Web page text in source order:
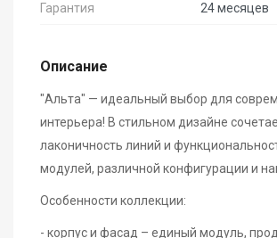
Гарантия 24 месяцев
Описание
"Альта" — идеальный выбор для
интерьера! В стильном дизайне
лаконичность линий и
модулей, различной конфигурации и
Особенности коллекции:
- корпус и фасад – единый модуль,